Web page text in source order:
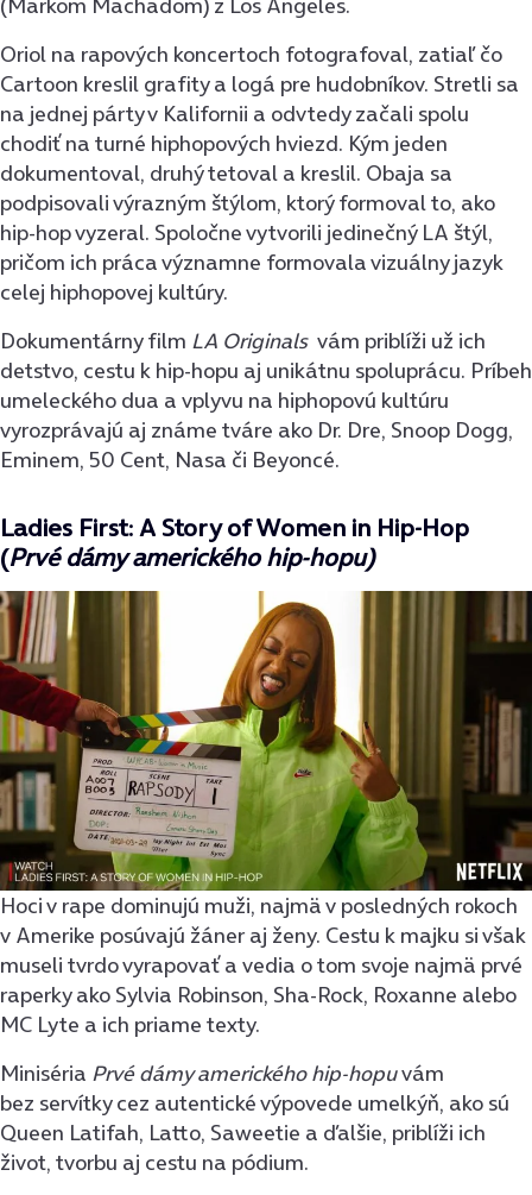
Oriol na rapových koncertoch fotografoval, zatiaľ čo
Cartoon kreslil grafity a logá pre hudobníkov. Stretli sa
na jednej párty v Kalifornii a odvtedy začali spolu
chodiť na turné hiphopových hviezd. Kým jeden
dokumentoval, druhý tetoval a kreslil. Obaja sa
podpisovali výrazným štýlom, ktorý formoval to, ako
hip-hop vyzeral. Spoločne vytvorili jedinečný LA štýl,
pričom ich práca významne formovala vizuálny jazyk
celej hiphopovej kultúry.
Dokumentárny film LA Originals vám priblíži už ich
detstvo, cestu k hip-hopu aj unikátnu spoluprácu. Príbeh
umeleckého dua a vplyvu na hiphopovú kultúru
vyrozprávajú aj známe tváre ako Dr. Dre, Snoop Dogg,
Eminem, 50 Cent, Nasa či Beyoncé.
Ladies First: A Story of Women in Hip-Hop
(Prvé dámy amerického hip-hopu)
Hoci v rape dominujú muži, najmä v posledných rokoch
v Amerike posúvajú žáner aj ženy. Cestu k majku si však
museli tvrdo vyrapovať a vedia o tom svoje najmä prvé
raperky ako Sylvia Robinson, Sha-Rock, Roxanne alebo
MC Lyte a ich priame texty.
Miniséria Prvé dámy amerického hip-hopuvám
bez servítky cez autentické výpovede umelkýň, ako sú
Queen Latifah, Latto, Saweetie a ďalšie, priblíži ich
život, tvorbu aj cestu na pódium.